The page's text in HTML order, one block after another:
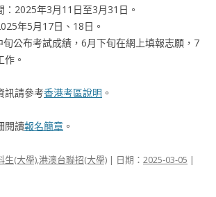
：2025年3月11日至3月31日。
年5月17日、18日。
旬公布考試成績，6月下旬在網上填報志願，7
作。
訊請參考香港考區說明 。
閱讀報名簡章 。
生(大學),港澳台聯招(大學) | 日期： 2025-03-05 |